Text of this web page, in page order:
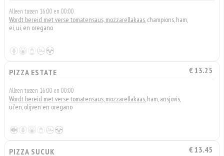
Alleen tussen 16:00 en 00:00
Wordt bereid met verse tomatensaus, mozzarellakaas, champions, ham,
ei, ui, en oregano
PIZZA ESTATE € 13.25
Alleen tussen 16:00 en 00:00
Wordt bereid met verse tomatensaus, mozzarellakaas, ham, ansjovis,
ui'en, olijven en oregano
PIZZA SUCUK € 13.45